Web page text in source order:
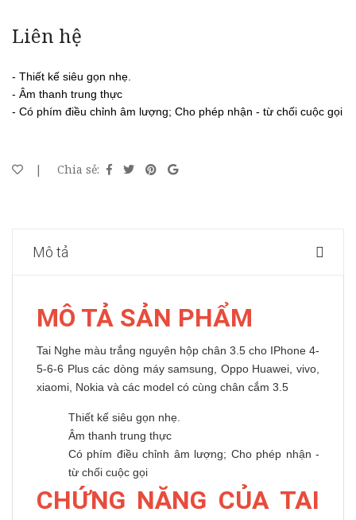
Liên hệ
- Thiết kế siêu gọn nhẹ.
- Âm thanh trung thực
- Có phím điều chỉnh âm lượng; Cho phép nhận - từ chối cuộc gọi
| Chia sẻ:
Mô tả
MÔ TẢ SẢN PHẨM
Tai Nghe màu trắng nguyên hộp chân 3.5 cho IPhone 4-
5-6-6 Plus các dòng máy samsung, Oppo Huawei, vivo,
xiaomi, Nokia và các model có cùng chân cắm 3.5
Thiết kế siêu gọn nhẹ.
Âm thanh trung thực
Có phím điều chỉnh âm lượng; Cho phép nhận -
từ chối cuộc gọi
CHỨNG NĂNG CỦA TAI